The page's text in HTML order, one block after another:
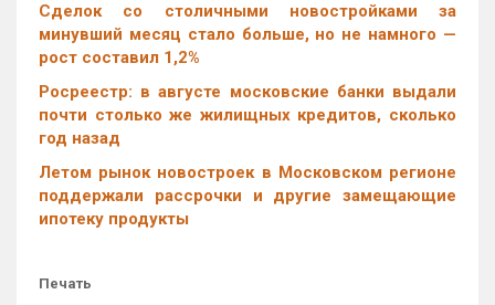
Cделок со столичными новостройками за
минувший месяц стало больше, но не намного —
рост составил 1,2%
Росреестр: в августе московские банки выдали
почти столько же жилищных кредитов, сколько
год назад
Летом рынок новостроек в Московском регионе
поддержали рассрочки и другие замещающие
ипотеку продукты
Печать